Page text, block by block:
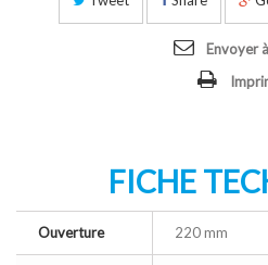
Envoyer
FICHE
Ouverture 220 mm